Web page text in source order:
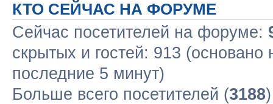
КТО СЕЙЧАС НА ФОРУМЕ
Сейчас посетителей на форуме:
скрытых и гостей: 913 (основано
последние 5 минут)
Больше всего посетителей (3188